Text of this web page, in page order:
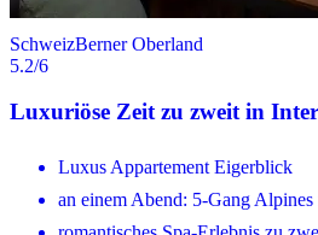
SchweizBerner Oberland
5.2/6
Luxuriöse Zeit zu zweit in
Luxus Appartement Eigerblick
an einem Abend: 5-Gang Alpines